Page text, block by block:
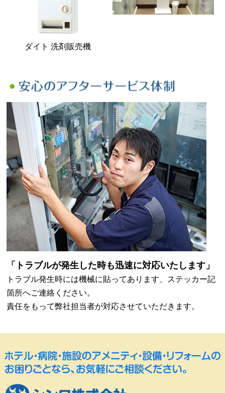
ダイト 洗剤販売機
「トラブルが発生した時も迅速に対応いたします」
トラブル発生時には機械に貼ってあります、 ステッカー記
箇所へご連絡ください。
責任をもって弊社担当者が対応させていただきます。